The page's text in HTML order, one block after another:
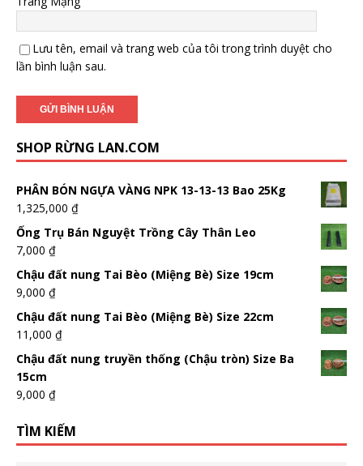
Lưu tên, email và trang web của tôi trong trình duyệt cho
lần bình luận sau.
SHOP RỪNG LAN.COM
PHÂN BÓN NGỰA VÀNG NPK 13-13-13 Bao 25Kg
1,325,000 ₫
Ống Trụ Bán Nguyệt Trồng Cây Thân Leo
7,000 ₫
Chậu đất nung Tai Bèo (Miệng Bè) Size 19cm
9,000 ₫
Chậu đất nung Tai Bèo (Miệng Bè) Size 22cm
11,000 ₫
Chậu đất nung truyền thống (Chậu tròn) Size Ba
15cm
9,000 ₫
TÌM KIẾM